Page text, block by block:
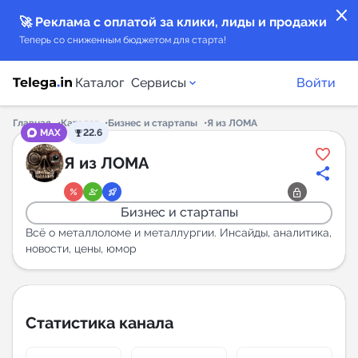
close
🚀 Реклама с оплатой за клики, лиды и продажи
Теперь со сниженным бюджетом для старта!
Каталог Сервисы
Каталог каналов
Каталог ботов
Горящие предложения
Индекс читаемости каналов в Telegram
Аналитика MAX каналов
Войти
Главная Каталог Бизнес и стартапы
Я из ЛОМА
MAX
22.6
Я из ЛОМА
Бизнес и стартапы
Всё о металлоломе и металлургии. Инсайды, аналитика,
новости, цены, юмор
Статистика канала